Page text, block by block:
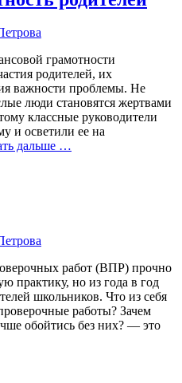
грамотности
родителей, их
важности проблемы. Не
люди становятся жертвами
классные руководители
и осветили ее на
дальше …
работ (ВПР) прочно
практику, но из года в год
школьников. Что из себя
работы? Зачем
обойтись без них? — это